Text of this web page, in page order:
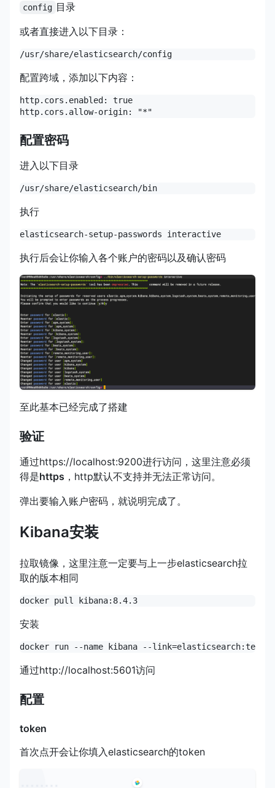
config 目录
或者直接进入以下目录：
配置跨域，添加以下内容：
http.cors.enabled: true
配置密码
进入以下目录
执行
执行后会让你输入各个账户的密码以及确认密码
至此基本已经完成了搭建
验证
通过https://localhost:9200进行访问，这里注意必须
得是https ，http默认不支持并无法正常访问。
弹出要输入账户密码，就说明完成了。
Kibana安装
拉取镜像，这里注意一定要与上一步elasticsearch拉
取的版本相同
安装
通过http://localhost:5601访问
配置
token
首次点开会让你填入elasticsearch的token